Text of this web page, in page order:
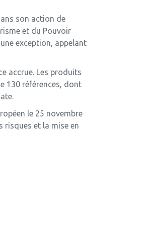
son action de
et du Pouvoir
exception, appelant
accrue. Les produits
130 références, dont
le 25 novembre
risques et la mise en